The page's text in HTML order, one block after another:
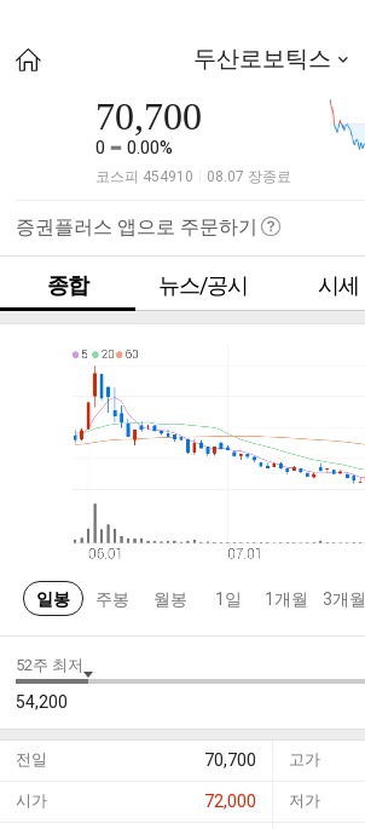
두산로보틱스
70,700
0 0.00%
코스피 454910 08.07 장종료
증권플러스 앱으로 주문하기
종합 뉴스/공시 시세
일봉 주봉 월봉 1일 1개월 3개월
52주 최저
54,200
전일 70,700 고가
시가 72,000 저가